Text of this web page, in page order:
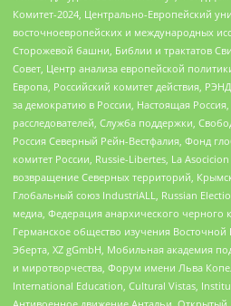
Комитет-2024, Центрально-Европейский
восточноевропейских и международных
Сторожевой башни, Библии и трактатов
Совет, Центр анализа европейской
Европа, Российский комитет действия,
за демократию в России, Настоящая
расследователей, Служба поддержки,
Россия Северный Рейн-Вестфалия, Фонд
комитет России, Russie-Libertes, La
возвращение Северных территорий,
Глобальный союз IndustriALL, Russian
медиа, Федерация анархического черного
Германское общество изучения
Эберта, XZ gGmbH, Мобильная академия
и миротворчества, Форум имени Льва
International Education, Cultural Vistas,